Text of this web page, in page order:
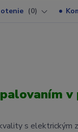
0
s elektrickým